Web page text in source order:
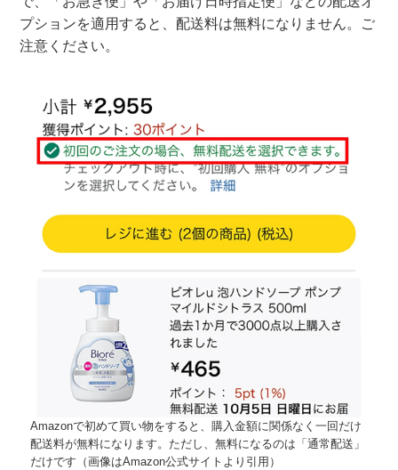
プションを適用すると、配送料は無料になりません。ご
注意ください。
Amazonで初めて買い物をすると、購入金額に関係なく一回だけ
配送料が無料になります。ただし、無料になるのは「通常配送」
だけです（画像はAmazon公式サイトより引用）